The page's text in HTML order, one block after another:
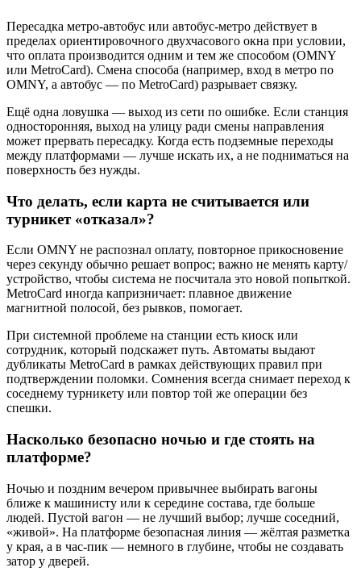
Пересадка метро‑автобус или автобус‑метро действует в
пределах ориентировочного двухчасового окна при условии,
что оплата производится одним и тем же способом (OMNY
или MetroCard). Смена способа (например, вход в метро по
OMNY, а автобус — по MetroCard) разрывает связку.
Ещё одна ловушка — выход из сети по ошибке. Если станция
односторонняя, выход на улицу ради смены направления
может прервать пересадку. Когда есть подземные переходы
между платформами — лучше искать их, а не подниматься на
поверхность без нужды.
Что делать, если карта не считывается или
турникет «отказал»?
Если OMNY не распознал оплату, повторное прикосновение
через секунду обычно решает вопрос; важно не менять карту/
устройство, чтобы система не посчитала это новой попыткой.
MetroCard иногда капризничает: плавное движение
магнитной полосой, без рывков, помогает.
При системной проблеме на станции есть киоск или
сотрудник, который подскажет путь. Автоматы выдают
дубликаты MetroCard в рамках действующих правил при
подтверждении поломки. Сомнения всегда снимает переход к
соседнему турникету или повтор той же операции без
спешки.
Насколько безопасно ночью и где стоять на
платформе?
Ночью и поздним вечером привычнее выбирать вагоны
ближе к машинисту или к середине состава, где больше
людей. Пустой вагон — не лучший выбор; лучше соседний,
«живой». На платформе безопасная линия — жёлтая разметка
у края, а в час‑пик — немного в глубине, чтобы не создавать
затор у дверей.